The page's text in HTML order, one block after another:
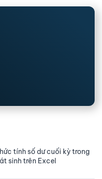
tính số dư cuối kỳ trong
sinh trên Excel